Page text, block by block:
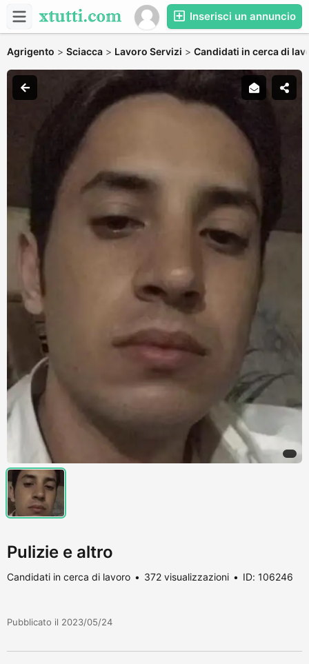
Inserisci un annuncio
Agrigento > Sciacca > Lavoro Servizi > Candidati in cerca di
Pulizie e altro
Candidati in cerca di lavoro 372 visualizzazioni ID: 106246
Pubblicato il 2023/05/24